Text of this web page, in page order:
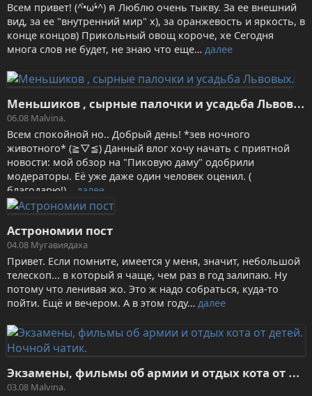
Всем привет! (^•̀ω•́^) ฅ Люблю очень тыкву. За ее внешний
вид, за ее "внутренний мир" х), за оранжевость и яркость, в
конце концов) Прикольный овощ короче, хе Сегодня
многа слов не будет, не знаю что еще… далее
М
еньшиков , сырные палочки и усадьба Львовых.
06.08 Malvina.
Всем спокойной но.. Добрый день! *зев ночного
животного* (⁠≧⁠▽⁠≦⁠) Данный влог хочу начать с приятной
новости: мой обзор на "Пиковую даму" одобрили
модераторы. Её уже даже один человек оценил. (
благодарю!)…
далее
Астрономии пост
04.08 Мугавиядаха
Привет. Если помните, имеется у меня, значит, небольшой
телескоп... в который я чаще, чем раз в год залипаю. Ну
потому что ленивая жо. Это ж надо собраться, куда-то
пойти. Ещё и вечером. А в этом году… далее
Э
кзамены, фильмы об армии и отдых кота от детей. Ночной чатик.
03.08 Malvina.